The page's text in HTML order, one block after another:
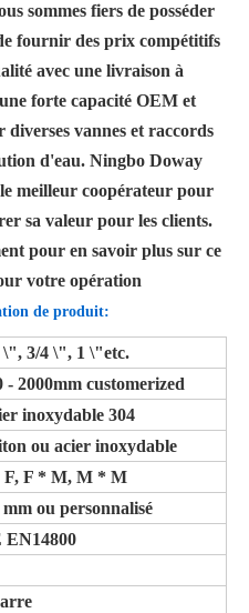
sommes fiers de posséder
fournir des prix compétitifs
avec une livraison à
forte capacité OEM et
vannes et raccords
d'eau. Ningbo Doway
meilleur coopérateur pour
sa valeur pour les clients.
pour en savoir plus sur ce
votre opération
de produit:
\", 3/4 \", 1 \"etc.
- 2000mm customerized
inoxydable 304
ou acier inoxydable
F, F * M, M * M
mm ou personnalisé
EN14800